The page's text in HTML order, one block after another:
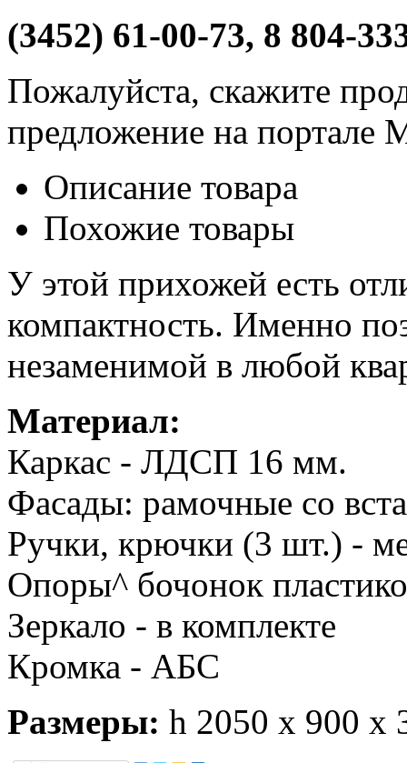
(3452) 61-00-73, 8 804-
Пожалуйста, скажите
предложение на портале
Описание товара
Похожие товары
У этой прихожей есть
компактность. Именно
незаменимой в любой
Материал:
Каркас - ЛДСП 16 мм.
Фасады: рамочные со
Ручки, крючки (3 шт.) -
Опоры^ бочонок
Зеркало - в комплекте
Кромка - АБС
Размеры: h 2050 x 900 x